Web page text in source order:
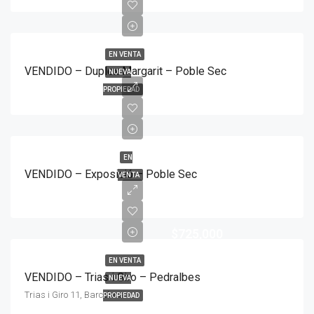
EN VENTA
NUEVA
PROPIEDAD
VENDIDO – Duplex Margarit – Poble Sec
EN
VENTA
VENDIDO – Exposició – Poble Sec
EN VENTA
NUEVA
PROPIEDAD
VENDIDO – Trias i Giro – Pedralbes
Trias i Giro 11, Barcelona